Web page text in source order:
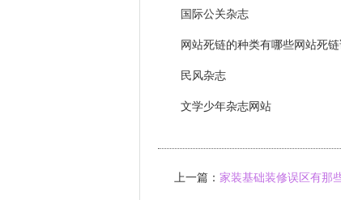
国际公关杂志
网站死链的种类有哪些网站死
民风杂志
文学少年杂志网站
上一篇： 家装基础装修误区有那